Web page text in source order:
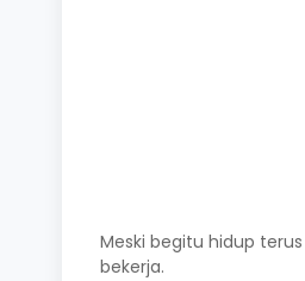
Meski begitu hidup
bekerja.